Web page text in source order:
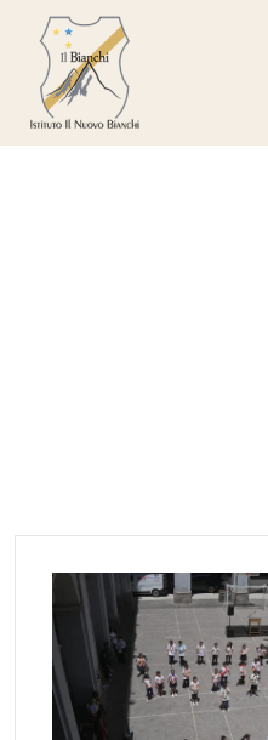
Skip to content